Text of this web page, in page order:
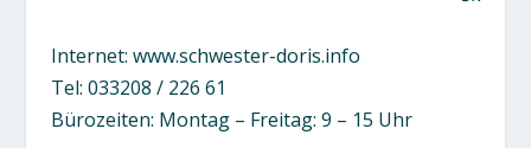
Internet: www.schwester-doris.info
Tel: 033208 / 226 61
Bürozeiten: Montag – Freitag: 9 – 15 Uhr